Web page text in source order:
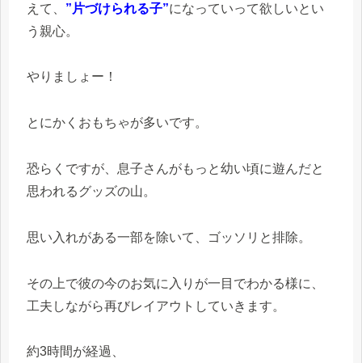
えて、 ”片づけられる子”になっていって欲しいとい
う親心。
やりましょー！
とにかくおもちゃが多いです。
恐らくですが、息子さんがもっと幼い頃に遊んだと
思われるグッズの山。
思い入れがある一部を除いて、ゴッソリと排除。
その上で彼の今のお気に入りが一目でわかる様に、
工夫しながら再びレイアウトしていきます。
約3時間が経過、